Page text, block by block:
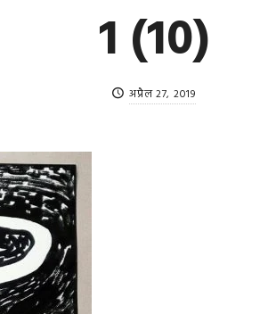
1 (10)
अप्रैल 27, 2019